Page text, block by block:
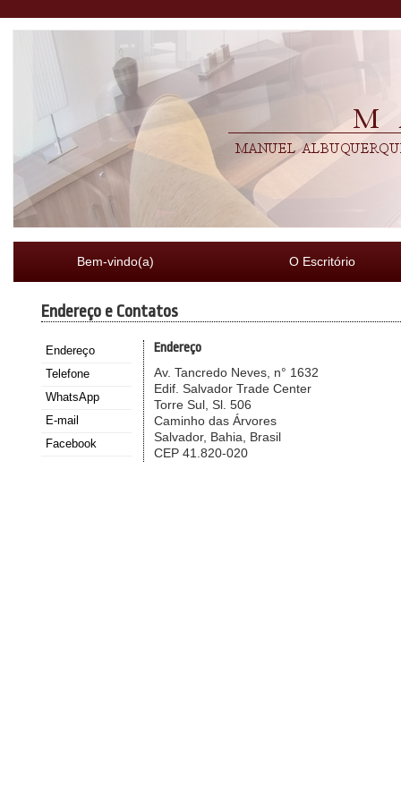
Bem-vindo(a) O Escritório
Endereço e Contatos
Endereço
Av. Tancredo Neves, n° 1632
Edif. Salvador Trade Center
Torre Sul, Sl. 506
Caminho das Árvores
Salvador, Bahia, Brasil
CEP 41.820-020
Endereço
Telefone
WhatsApp
E-mail
Facebook